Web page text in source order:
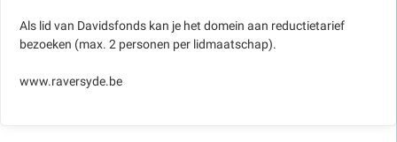
Als lid van Davidsfonds kan je het domein aan reductietarief
bezoeken (max. 2 personen per lidmaatschap).
www.raversyde.be